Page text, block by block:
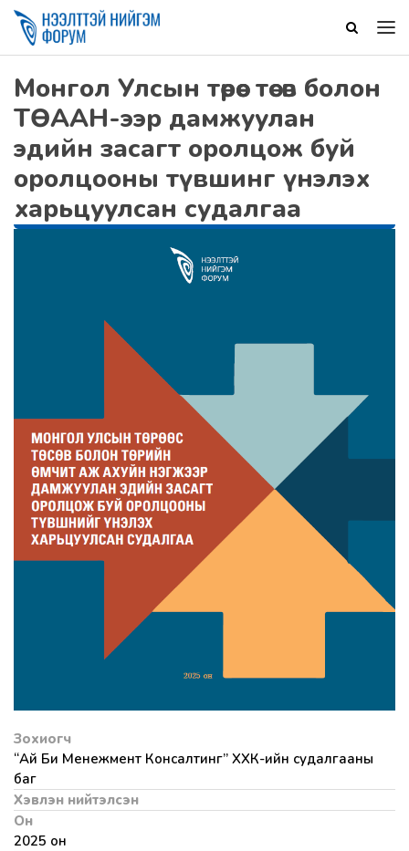
Монгол Улсын төрөөс төсөв болон
ТӨААН-ээр дамжуулан
эдийн засагт оролцож буй
оролцооны түвшинг үнэлэх
харьцуулсан судалгаа
Зохиогч
“Ай Би Менежмент Консалтинг” ХХК-ийн судалгааны
баг
Хэвлэн нийтэлсэн
Он
2025 он